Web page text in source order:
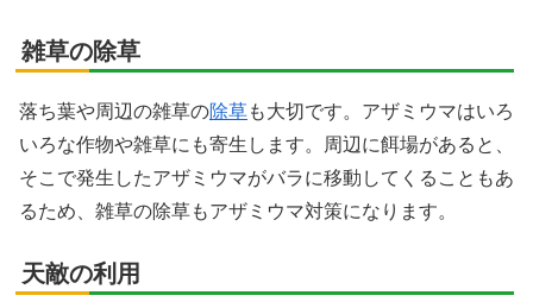
雑草の除草
落ち葉や周辺の雑草の除草も大切です。アザミウマはいろ
いろな作物や雑草にも寄生します。周辺に餌場があると、
そこで発生したアザミウマがバラに移動してくることもあ
るため、雑草の除草もアザミウマ対策になります。
天敵の利用
LINE
LinkedIn